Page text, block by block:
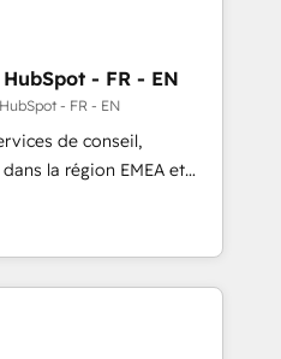
pipeline with inbound,
Design:
with UX, messaging,
results. 🤖AI
AI services. 🧩
with custom
- FR - EN
- FR - EN
de conseil,
la région EMEA et
115 experts en
Revops, CRM et
With over 115
on EMEA - USA